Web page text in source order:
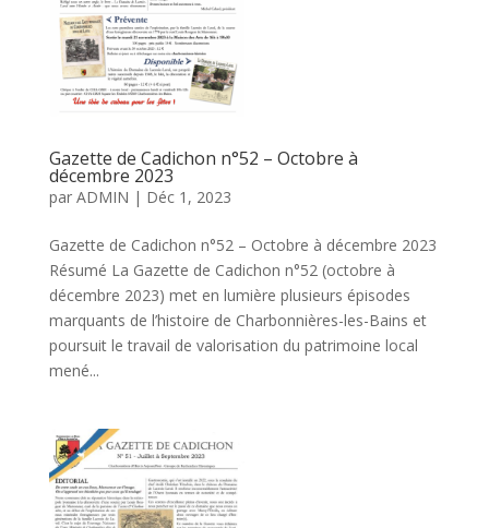
Gazette de Cadichon n°52 – Octobre à
décembre 2023
par ADMIN | Déc 1, 2023
Gazette de Cadichon n°52 – Octobre à décembre 2023
Résumé La Gazette de Cadichon n°52 (octobre à
décembre 2023) met en lumière plusieurs épisodes
marquants de l’histoire de Charbonnières-les-Bains et
poursuit le travail de valorisation du patrimoine local
mené...